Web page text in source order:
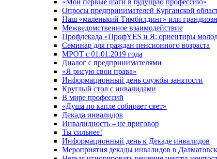
«Мои первые шаги в будущую профессию»
Опросы предпринимателей Курганской
Наш «маленький Тимбилдинг» или
Межведомственное взаимодействие
Профдекада «ПрофYES и Я: ориентиры
Семинар для граждан пенсионного возраста
МРОТ с 01.01.2019 года
Диалог с предпринимателями
«Я рисую свои права»
Информационный день службы занятости
Круглый стол с инвалидами
В мире профессий
«Душа по капле собирает свет»
Декада инвалидов
Инвалидность – не приговор
Ты сильнее!
Информационный день к Декаде инвалидов
Мероприятия декады инвалидов в